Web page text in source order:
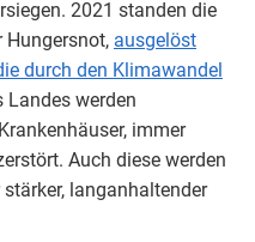
2021 standen die
Hungersnot, ausgelöst
durch den Klimawandel
Landes werden
immer
Auch diese werden
langanhaltender